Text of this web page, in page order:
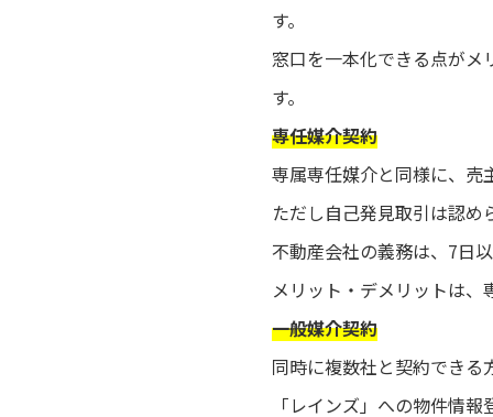
す。
窓口を一本化できる点がメ
す。
専任媒介契約
専属専任媒介と同様に、売
ただし自己発見取引は認め
不動産会社の義務は、7日
メリット・デメリットは、
一般媒介契約
同時に複数社と契約できる
「レインズ」への物件情